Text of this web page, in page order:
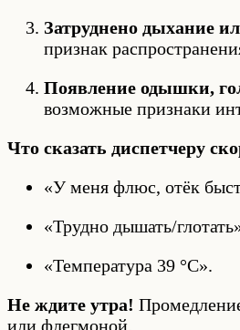
Затруднено дыхание
признак
Появление одышки,
возможные признаки
Что сказать диспетчеру
«У меня флюс, отёк
«Трудно дышать/
«Температура 39 °C».
Не ждите утра!
или флегмоной.